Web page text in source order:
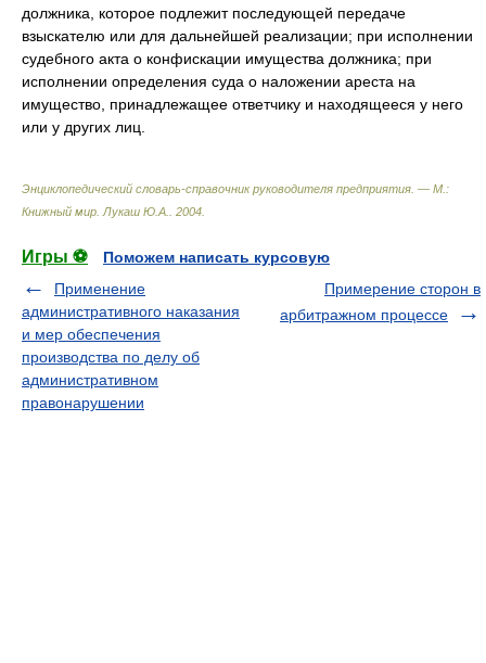
должника, которое подлежит последующей передаче
взыскателю или для дальнейшей реализации; при исполнении
судебного акта о конфискации имущества должника; при
исполнении определения суда о наложении ареста на
имущество, принадлежащее ответчику и находящееся у него
или у других лиц.
Энциклопедический словарь-справочник руководителя предприятия. — М.:
Книжный мир Лукаш Ю.А. 2004
Игры ⚽
Поможем написать курсовую
Применение
административного наказания
и мер обеспечения
производства по делу об
административном
правонарушении
Примерение сторон в
арбитражном процессе